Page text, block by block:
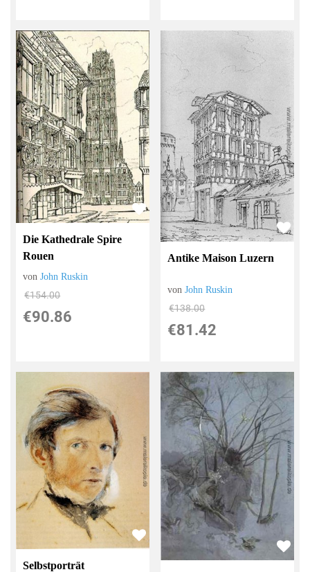
Die Kathedrale Spire
Rouen
vonJohn Ruskin
€154.00
€90.86
Antike Maison Luzern
vonJohn Ruskin
€138.00
€81.42
Selbstporträt